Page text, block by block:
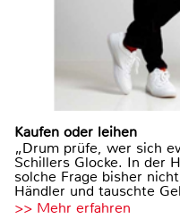
Kaufen oder leihen
„Drum prüfe, wer sich
Schillers Glocke. In der
solche Frage bisher
Händler und tauschte
>> Mehr erfahren